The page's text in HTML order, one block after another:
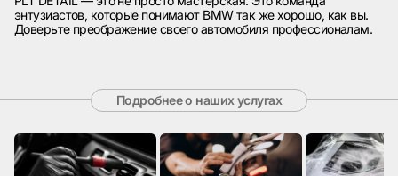
энтузиастов, которые понимают BMW так же хорошо, как вы.
Доверьте преображение своего автомобиля профессионалам.
Подробнее о наших услугах